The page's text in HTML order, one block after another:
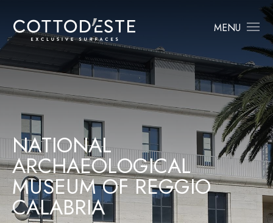
MENU
NATIONAL
ARCHAEOLOGICAL
MUSEUM OF REGGIO
CALABRIA